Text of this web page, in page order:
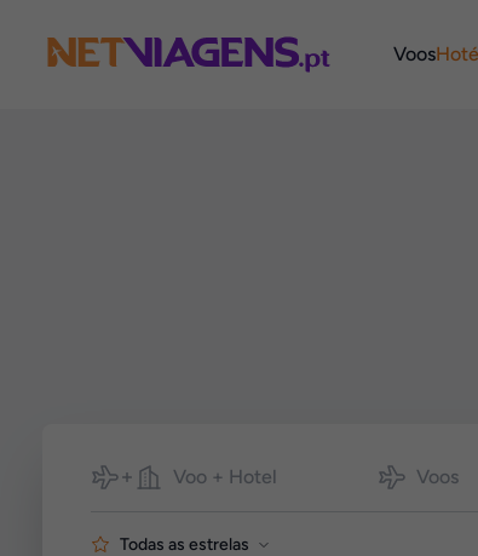
Voos
PesquisarVoo + Hotel Voos
Todas as estrelas